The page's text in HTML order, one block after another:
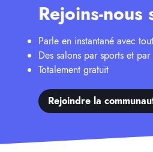
Rejoins-
Parle en instantané avec
Des salons par sports et
Totalement gratuit
Rejoindre la